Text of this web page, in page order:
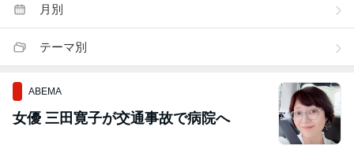
月別
テーマ別
ABEMA
女優 三田寛子が交通事故で病院へ